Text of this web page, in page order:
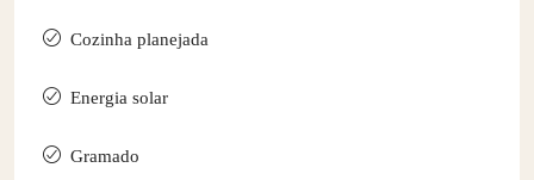
Cozinha planejada
Energia solar
Gramado